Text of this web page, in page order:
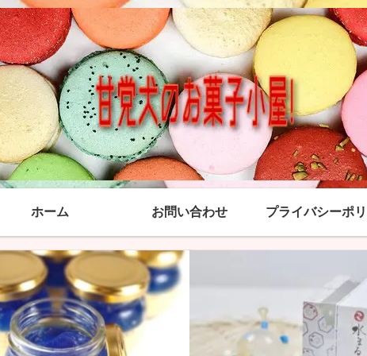
ホーム お問い合わせ プライバシーポ